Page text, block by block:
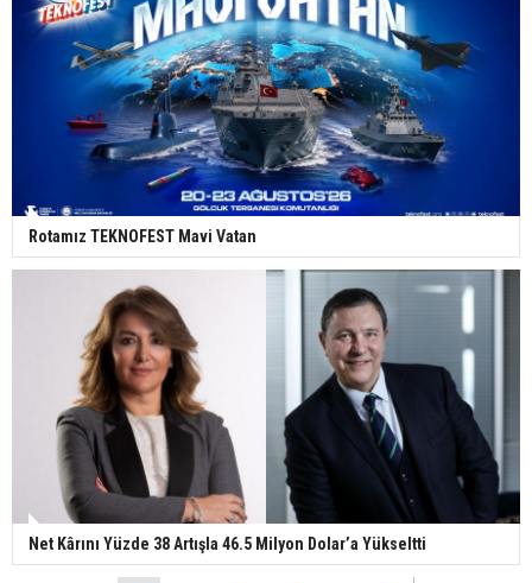
Rotamız TEKNOFEST Mavi Vatan
Net Kârını Yüzde 38 Artışla 46.5 Milyon Dolar’a Yükseltti